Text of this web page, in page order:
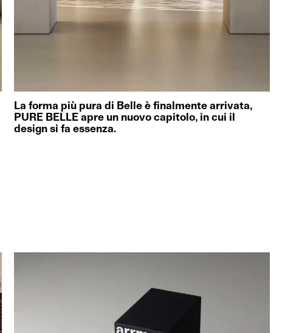
La forma più pura di Belle è finalmente arrivata,
PURE BELLE apre un nuovo capitolo, in cui il
design si fa essenza.